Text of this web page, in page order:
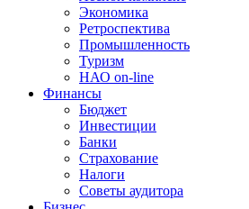
Экономика
Ретроспектива
Промышленность
Туризм
НАО on-line
Финансы
Бюджет
Инвестиции
Банки
Страхование
Налоги
Советы аудитора